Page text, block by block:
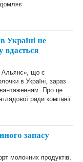
Україні не
вдається
Альянс», що є
в Україні, зараз
Про це
ради компанії
запасу
молочних продуктів,